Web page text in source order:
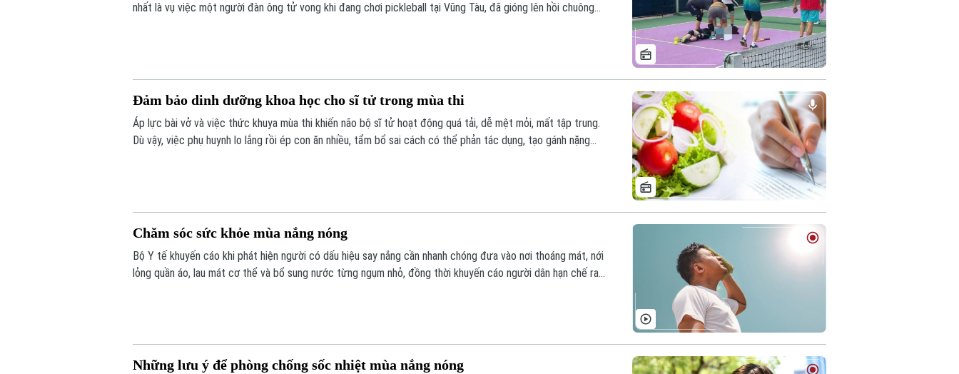
nhất là vụ việc một người đàn ông tử vong khi đang chơi pickleball tại Vũng Tàu, đã gióng lên hồi chuông
Đảm bảo dinh dưỡng khoa học cho sĩ tử trong mùa thi
Áp lực bài vở và việc thức khuya mùa thi khiến não bộ sĩ tử hoạt động quá tải, dễ mệt mỏi, mất tập trung.
Dù vậy, việc phụ huynh lo lắng rồi ép con ăn nhiều, tẩm bổ sai cách có thể phản tác dụng, tạo gánh nặng
Chăm sóc sức khỏe mùa nắng nóng
Bộ Y tế khuyến cáo khi phát hiện người có dấu hiệu say nắng cần nhanh chóng đưa vào nơi thoáng mát, nới
lỏng quần áo, lau mát cơ thể và bổ sung nước từng ngụm nhỏ, đồng thời khuyến cáo người dân hạn chế ra
Những lưu ý để phòng chống sốc nhiệt mùa nắng nóng